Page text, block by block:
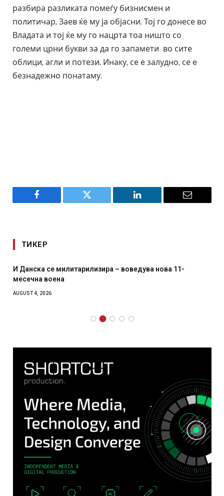
разбира разликата помеѓу бизнисмен и
политичар, Заев ќе му ја објасни. Тој го донесе во
Владата и тој ќе му го нацрта тоа ништо со
големи црни букви за да го запамети во сите
облици, агли и потези. Инаку, се е залудно, се е
безнадежно понатаму.
Facebook Twitter LinkedIn Email
ТИКЕР
И Данска се милитарилизира – воведува нова 11-
месечна воена
AUGUST 4, 2026